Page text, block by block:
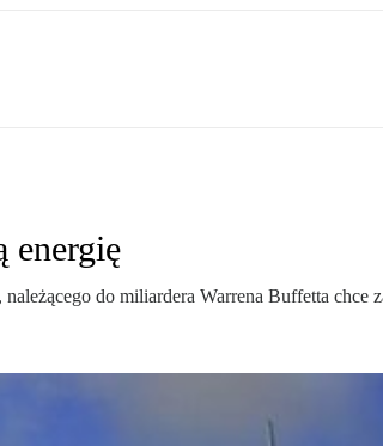
energię
do miliardera Warrena Buffetta